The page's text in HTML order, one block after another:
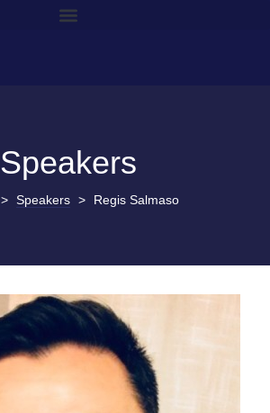
Speakers
> Speakers > Regis Salmaso